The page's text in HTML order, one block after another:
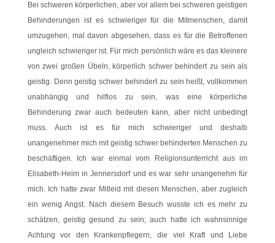
Bei schweren körperlichen, aber vor allem bei schweren geistigen
Behinderungen ist es schwieriger für die Mitmenschen, damit
umzugehen, mal davon abgesehen, dass es für die Betroffenen
ungleich schwieriger ist. Für mich persönlich wäre es das kleinere
von zwei großen Übeln, körperlich schwer behindert zu sein als
geistig. Denn geistig schwer behindert zu sein heißt, vollkommen
unabhängig und hilflos zu sein, was eine körperliche
Behinderung zwar auch bedeuten kann, aber nicht unbedingt
muss. Auch ist es für mich schwieriger und deshalb
unangenehmer mich mit geistig schwer behinderten Menschen zu
beschäftigen. Ich war einmal vom Religionsunterricht aus im
Elisabeth-Heim in Jennersdorf und es war sehr unangenehm für
mich. Ich hatte zwar Mitleid mit diesen Menschen, aber zugleich
ein wenig Angst. Nach diesem Besuch wusste ich es mehr zu
schätzen, geistig gesund zu sein; auch hatte ich wahnsinnige
Achtung vor den Krankenpflegern, die viel Kraft und Liebe